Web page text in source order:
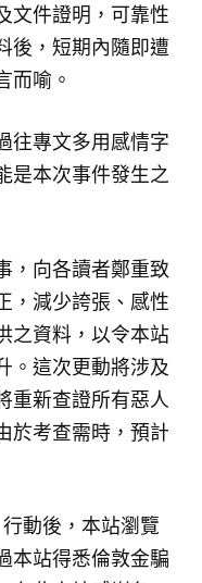
文件證明，可靠性
後，短期內隨即遭
而喻。
往專文多用感情字
是本次事件發生之
，向各讀者鄭重致
，減少誇張、感性
之資料，以令本站
。這次更動將涉及
重新查證所有惡人
於考查需時，預計
動後，本站瀏覽
本站得悉倫敦金騙